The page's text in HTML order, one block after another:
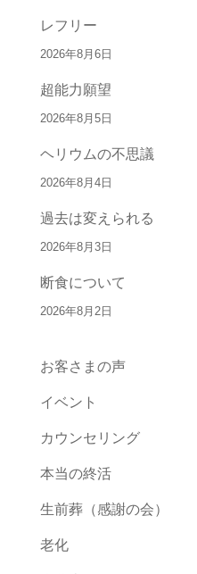
レフリー
2026年8月6日
超能力願望
2026年8月5日
ヘリウムの不思議
2026年8月4日
過去は変えられる
2026年8月3日
断食について
2026年8月2日
お客さまの声
イベント
カウンセリング
本当の終活
生前葬（感謝の会）
老化